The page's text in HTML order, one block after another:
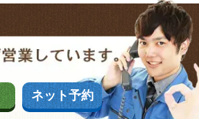
ネット予約